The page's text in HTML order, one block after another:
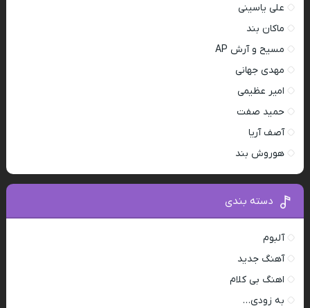
علی یاسینی
ماکان بند
مسیح و آرش AP
مهدی جهانی
امیر عظیمی
حمید صفت
آصف آریا
هوروش بند
دسته بندی
آلبوم
آهنگ جدید
اهنگ بی کلام
به زودی…